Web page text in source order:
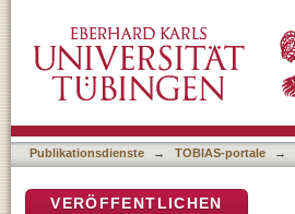
Publikationsdienste → TOBIAS-portale →
VERÖFFENTLICHEN